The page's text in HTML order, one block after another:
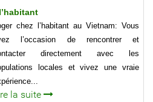
chez l’habitant au Vietnam: Vous
l’occasion de rencontrer et
directement avec les
locales et vivez une vraie
la suite